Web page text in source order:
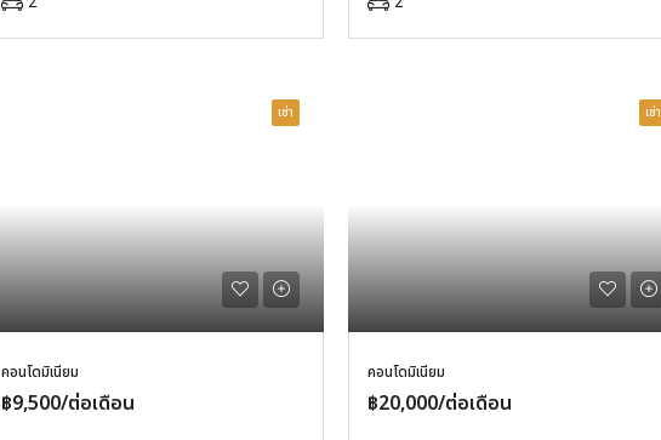
เช่า
คอนโดมิเนียม
฿9,500/ต่อเดือน
เช่า
คอนโดมิเนียม
฿20,000/ต่อเดือน